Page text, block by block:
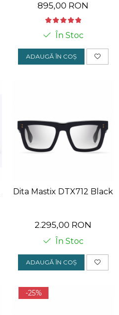
895,00 RON
În Stoc
ADAUGĂ ÎN COȘ
Dita Mastix DTX712 Black
2.295,00 RON
În Stoc
ADAUGĂ ÎN COȘ
-25%